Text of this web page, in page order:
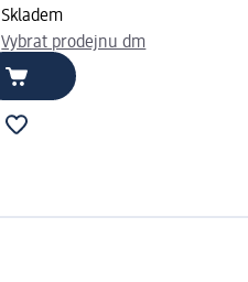
Skladem
Vybrat prodejnu dm